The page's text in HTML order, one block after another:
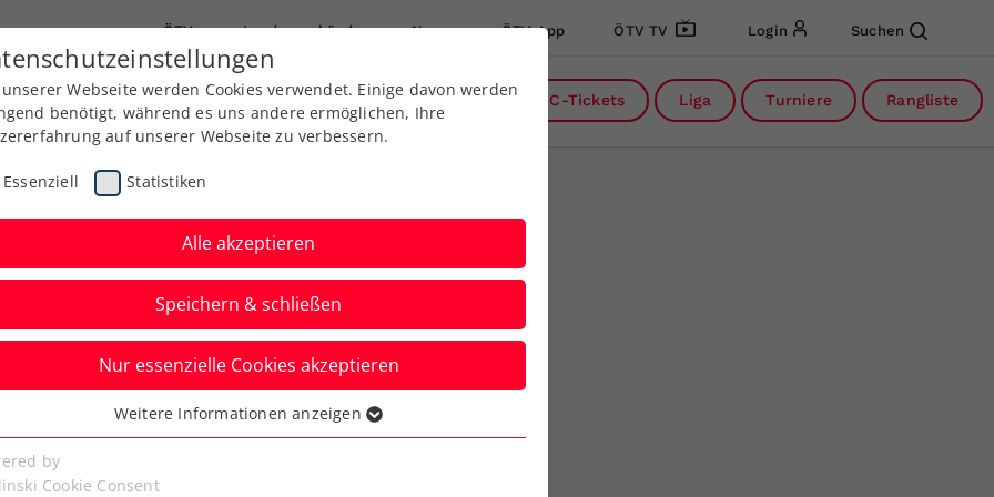
ÖTV Landesverbände News ÖTV App ÖTV TV Login Suchen
Ausbildung Services Über uns DC-Tickets Liga Turniere Rangliste
Miedler verpasst
Doppelkrone
Webseite werden Cookies verwendet. Einige davon werden
benötigt, während es uns andere ermöglichen, Ihre
auf unserer Webseite zu verbessern.
Essenziell Statistiken
Alle akzeptieren
Speichern & schließen
Nur essenzielle Cookies akzeptieren
Cookies werden für grundlegende Funktionen der
benötigt. Dadurch ist gewährleistet, dass die Webseite
Weitere Informationen anzeigen
by
Cookie Consent